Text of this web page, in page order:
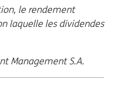
le rendement
laquelle les dividendes
Management S.A.